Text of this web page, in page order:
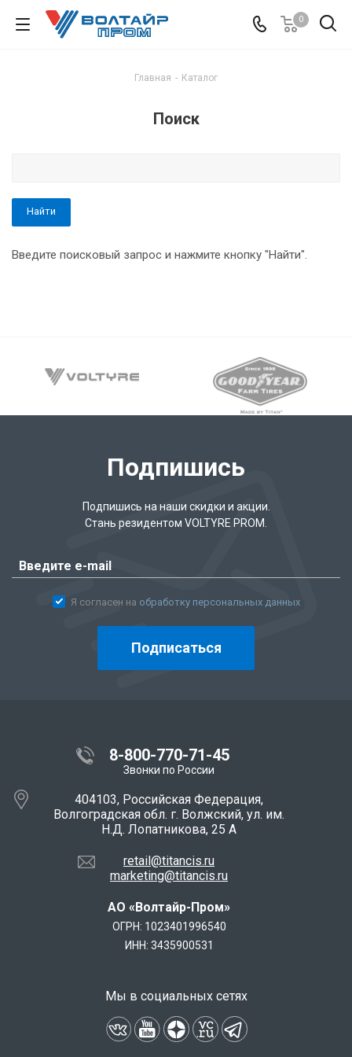
0
Главная - Каталог
Поиск
Введите поисковый запрос и нажмите кнопку "Найти".
Подпишись
Подпишись на наши скидки и акции.
Стань резидентом VOLTYRE PROM.
Я согласен на обработку персональных данных
Подписаться
8-800-770-71-45
Звонки по России
404103, Российская Федерация,
Волгоградская обл. г. Волжский, ул. им.
Н.Д. Лопатникова, 25 А
retail@titancis.ru
marketing@titancis.ru
АО «Волтайр-Пром»
ОГРН: 1023401996540
ИНН: 3435900531
Мы в социальных сетях